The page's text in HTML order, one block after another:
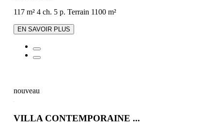
117 m² 4 ch. 5 p. Terrain 1100 m²
EN SAVOIR PLUS
nouveau
VILLA CONTEMPORAINE ...